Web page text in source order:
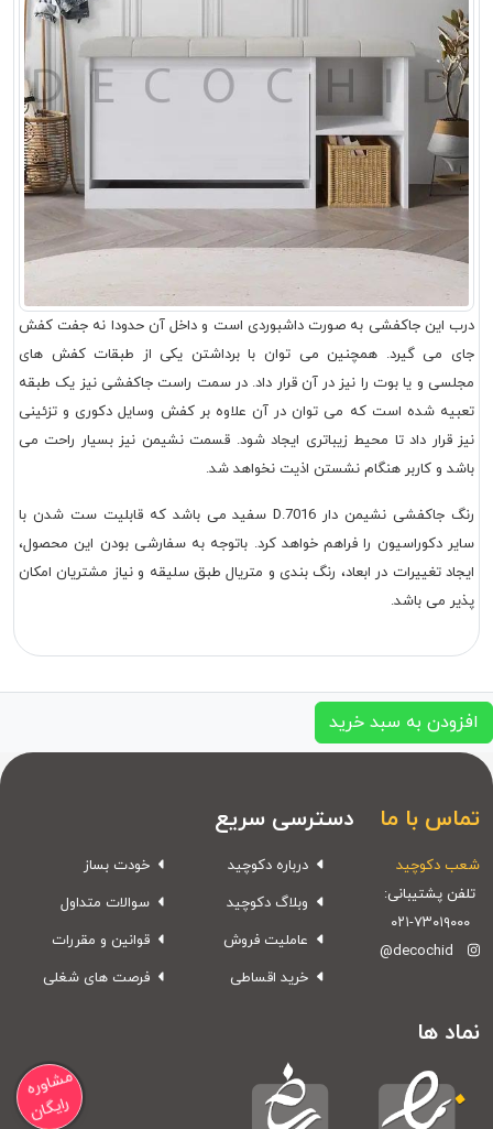
درب این جاکفشی به صورت داشبوردی است و داخل آن حدودا نه جفت کفش
جای می گیرد. همچنین می توان با برداشتن یکی از طبقات کفش های
مجلسی و یا بوت را نیز در آن قرار داد. در سمت راست جاکفشی نیز یک طبقه
تعبیه شده است که می توان در آن علاوه بر کفش وسایل دکوری و تزئینی
نیز قرار داد تا محیط زیباتری ایجاد شود. قسمت نشیمن نیز بسیار راحت می
باشد و کاربر هنگام نشستن اذیت نخواهد شد.
رنگ جاکفشی نشیمن دار D.7016 سفید می باشد که قابلیت ست شدن با
سایر دکوراسیون را فراهم خواهد کرد. باتوجه به سفارشی بودن این محصول،
ایجاد تغییرات در ابعاد، رنگ بندی و متریال طبق سلیقه و نیاز مشتریان امکان
پذیر می باشد.
افزودن به سبد خرید
تماس با ما
شعب دکوچید
تلفن پشتیبانی:
۰۲۱-۷۳۰۱۹۰۰۰
@decochid
دسترسی سریع
درباره دکوچید
وبلاگ دکوچید
عاملیت فروش
خرید اقساطی
خودت بساز
سوالات متداول
قوانین و مقررات
فرصت های شغلی
نماد ها
مشاوره
رایگان